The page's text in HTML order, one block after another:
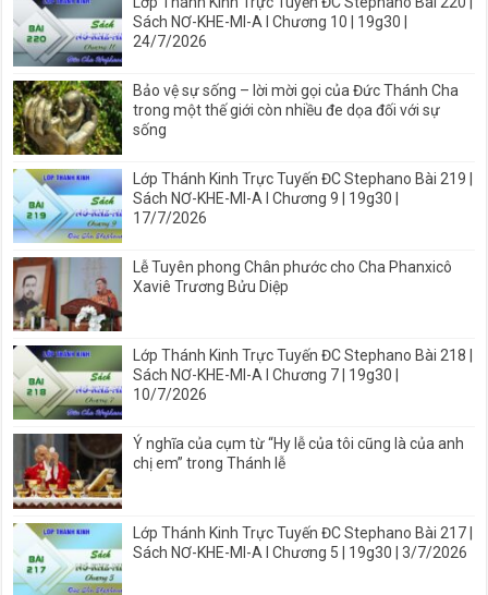
Sách NƠ-KHE-MI-A I Chương 10 | 19g30 |
24/7/2026
Bảo vệ sự sống – lời mời gọi của Đức Thánh Cha
trong một thế giới còn nhiều đe dọa đối với sự
sống
Lớp Thánh Kinh Trực Tuyến ĐC Stephano Bài 219 |
Sách NƠ-KHE-MI-A I Chương 9 | 19g30 |
17/7/2026
Lễ Tuyên phong Chân phước cho Cha Phanxicô
Xaviê Trương Bửu Diệp
Lớp Thánh Kinh Trực Tuyến ĐC Stephano Bài 218 |
Sách NƠ-KHE-MI-A I Chương 7 | 19g30 |
10/7/2026
Ý nghĩa của cụm từ “Hy lễ của tôi cũng là của anh
chị em” trong Thánh lễ
Lớp Thánh Kinh Trực Tuyến ĐC Stephano Bài 217 |
Sách NƠ-KHE-MI-A I Chương 5 | 19g30 | 3/7/2026